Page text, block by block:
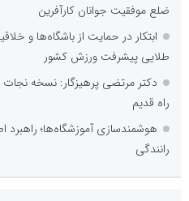
ضلع موفقیت جوانان کارآفرین
ابتکار در حمایت از باشگاه‌ها و
طلایی پیشرفت ورزش کشور
دکتر مرتضی پرهیزگار: نسخه
راه قدیم
هوشمندسازی آموزشگاه‌ها؛
رانندگی